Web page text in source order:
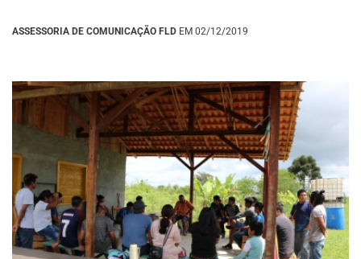
ASSESSORIA DE COMUNICAÇÃO FLD EM 02/12/2019